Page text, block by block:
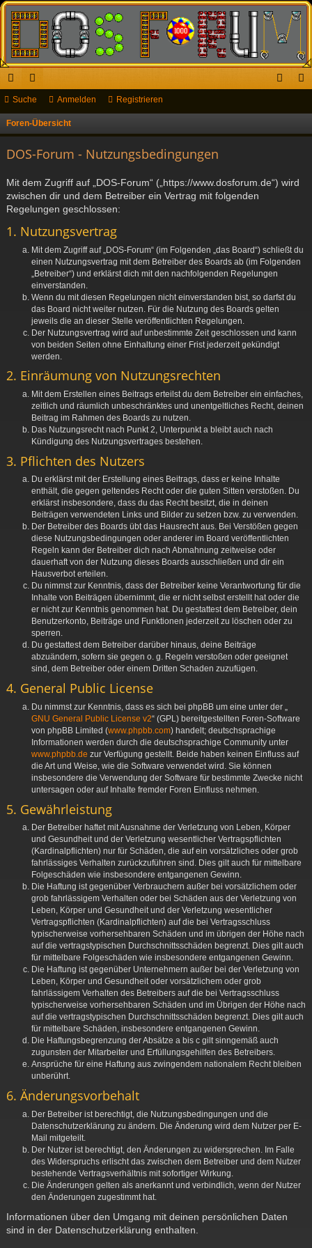
ch
ne
riff
or
en
n
Suche Anmelden Registrieren
Foren-Übersicht
DOS-Forum - Nutzungsbedingungen
Mit dem Zugriff auf „DOS-Forum“ („https://www.dosforum.de“) wird
zwischen dir und dem Betreiber ein Vertrag mit folgenden
Regelungen geschlossen:
1. Nutzungsvertrag
Mit dem Zugriff auf „DOS-Forum“ (im Folgenden „das Board“) schließt du
einen Nutzungsvertrag mit dem Betreiber des Boards ab (im Folgenden
„Betreiber“) und erklärst dich mit den nachfolgenden Regelungen
einverstanden.
Wenn du mit diesen Regelungen nicht einverstanden bist, so darfst du
das Board nicht weiter nutzen. Für die Nutzung des Boards gelten
jeweils die an dieser Stelle veröffentlichten Regelungen.
Der Nutzungsvertrag wird auf unbestimmte Zeit geschlossen und kann
von beiden Seiten ohne Einhaltung einer Frist jederzeit gekündigt
werden.
2. Einräumung von Nutzungsrechten
Mit dem Erstellen eines Beitrags erteilst du dem Betreiber ein einfaches,
zeitlich und räumlich unbeschränktes und unentgeltliches Recht, deinen
Beitrag im Rahmen des Boards zu nutzen.
Das Nutzungsrecht nach Punkt 2, Unterpunkt a bleibt auch nach
Kündigung des Nutzungsvertrages bestehen.
3. Pflichten des Nutzers
Du erklärst mit der Erstellung eines Beitrags, dass er keine Inhalte
enthält, die gegen geltendes Recht oder die guten Sitten verstoßen. Du
erklärst insbesondere, dass du das Recht besitzt, die in deinen
Beiträgen verwendeten Links und Bilder zu setzen bzw. zu verwenden.
Der Betreiber des Boards übt das Hausrecht aus. Bei Verstößen gegen
diese Nutzungsbedingungen oder anderer im Board veröffentlichten
Regeln kann der Betreiber dich nach Abmahnung zeitweise oder
dauerhaft von der Nutzung dieses Boards ausschließen und dir ein
Hausverbot erteilen.
Du nimmst zur Kenntnis, dass der Betreiber keine Verantwortung für die
Inhalte von Beiträgen übernimmt, die er nicht selbst erstellt hat oder die
er nicht zur Kenntnis genommen hat. Du gestattest dem Betreiber, dein
Benutzerkonto, Beiträge und Funktionen jederzeit zu löschen oder zu
sperren.
Du gestattest dem Betreiber darüber hinaus, deine Beiträge
abzuändern, sofern sie gegen o. g. Regeln verstoßen oder geeignet
sind, dem Betreiber oder einem Dritten Schaden zuzufügen.
4. General Public License
Du nimmst zur Kenntnis, dass es sich bei phpBB um eine unter der „
GNU General Public License v2“ (GPL) bereitgestellten Foren-Software
von phpBB Limited (www.phpbb.com) handelt; deutschsprachige
Informationen werden durch die deutschsprachige Community unter
www.phpbb.de zur Verfügung gestellt. Beide haben keinen Einfluss auf
die Art und Weise, wie die Software verwendet wird. Sie können
insbesondere die Verwendung der Software für bestimmte Zwecke nicht
untersagen oder auf Inhalte fremder Foren Einfluss nehmen.
5. Gewährleistung
Der Betreiber haftet mit Ausnahme der Verletzung von Leben, Körper
und Gesundheit und der Verletzung wesentlicher Vertragspflichten
(Kardinalpflichten) nur für Schäden, die auf ein vorsätzliches oder grob
fahrlässiges Verhalten zurückzuführen sind. Dies gilt auch für mittelbare
Folgeschäden wie insbesondere entgangenen Gewinn.
Die Haftung ist gegenüber Verbrauchern außer bei vorsätzlichem oder
grob fahrlässigem Verhalten oder bei Schäden aus der Verletzung von
Leben, Körper und Gesundheit und der Verletzung wesentlicher
Vertragspflichten (Kardinalpflichten) auf die bei Vertragsschluss
typischerweise vorhersehbaren Schäden und im übrigen der Höhe nach
auf die vertragstypischen Durchschnittsschäden begrenzt. Dies gilt auch
für mittelbare Folgeschäden wie insbesondere entgangenen Gewinn.
Die Haftung ist gegenüber Unternehmern außer bei der Verletzung von
Leben, Körper und Gesundheit oder vorsätzlichem oder grob
fahrlässigem Verhalten des Betreibers auf die bei Vertragsschluss
typischerweise vorhersehbaren Schäden und im Übrigen der Höhe nach
auf die vertragstypischen Durchschnittsschäden begrenzt. Dies gilt auch
für mittelbare Schäden, insbesondere entgangenen Gewinn.
Die Haftungsbegrenzung der Absätze a bis c gilt sinngemäß auch
zugunsten der Mitarbeiter und Erfüllungsgehilfen des Betreibers.
Ansprüche für eine Haftung aus zwingendem nationalem Recht bleiben
unberührt.
6. Änderungsvorbehalt
Der Betreiber ist berechtigt, die Nutzungsbedingungen und die
Datenschutzerklärung zu ändern. Die Änderung wird dem Nutzer per E-
Mail mitgeteilt.
Der Nutzer ist berechtigt, den Änderungen zu widersprechen. Im Falle
des Widerspruchs erlischt das zwischen dem Betreiber und dem Nutzer
bestehende Vertragsverhältnis mit sofortiger Wirkung.
Die Änderungen gelten als anerkannt und verbindlich, wenn der Nutzer
den Änderungen zugestimmt hat.
Informationen über den Umgang mit deinen persönlichen Daten
sind in der Datenschutzerklärung enthalten.